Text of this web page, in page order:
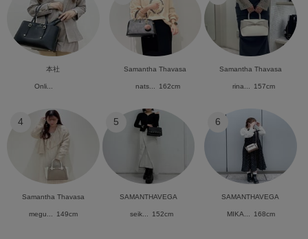
本社
Onli...
Samantha Thavasa
nats... 162cm
Samantha Thavasa
rina... 157cm
4
Samantha Thavasa
megu... 149cm
5
SAMANTHAVEGA
seik... 152cm
6
SAMANTHAVEGA
MIKA... 168cm